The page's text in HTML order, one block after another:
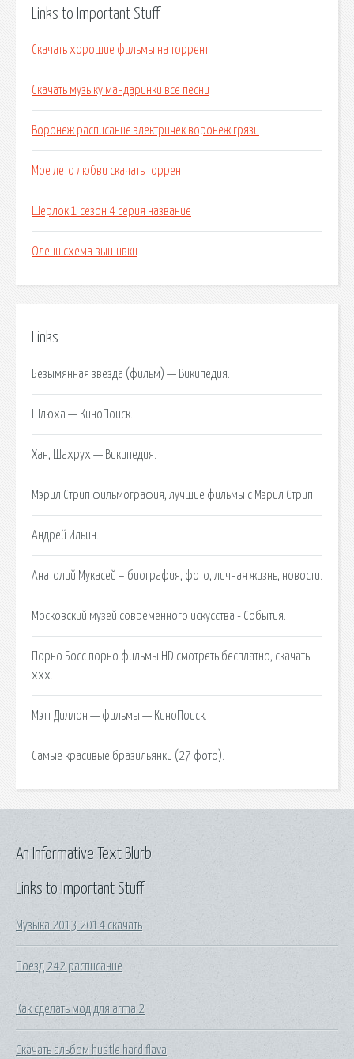
Links to Important Stuff
Скачать хорошие фильмы на торрент
Скачать музыку мандаринки все песни
Воронеж расписание электричек воронеж грязи
Мое лето любви скачать торрент
Шерлок 1 сезон 4 серия название
Олени схема вышивки
Links
Безымянная звезда (фильм) — Википедия.
Шлюха — КиноПоиск.
Хан, Шахрух — Википедия.
Мэрил Стрип фильмография, лучшие фильмы с Мэрил Стрип.
Андрей Ильин.
Анатолий Мукасей – биография, фото, личная жизнь, новости.
Московский музей современного искусства - События.
Порно Босс порно фильмы HD смотреть бесплатно, скачать
ххх.
Мэтт Диллон — фильмы — КиноПоиск.
Самые красивые бразильянки (27 фото).
Links to Important Stuff
Музыка 2013 2014 скачать
Поезд 242 расписание
Как сделать мод для arma 2
Скачать альбом hustle hard flava
An Informative Text Blurb